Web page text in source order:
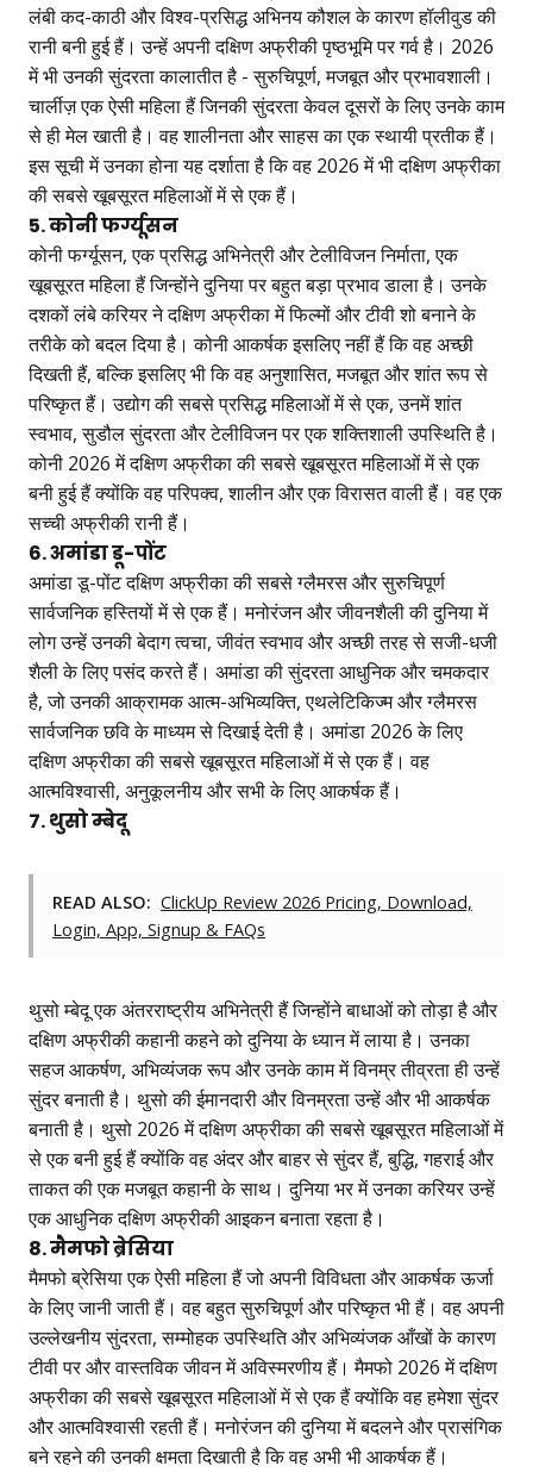
लंबी कद-काठी और विश्व-प्रसिद्ध अभिनय कौशल के कारण हॉलीवुड की
रानी बनी हुई हैं। उन्हें अपनी दक्षिण अफ्रीकी पृष्ठभूमि पर गर्व है। 2026
में भी उनकी सुंदरता कालातीत है - सुरुचिपूर्ण, मजबूत और प्रभावशाली।
चार्लीज़ एक ऐसी महिला हैं जिनकी सुंदरता केवल दूसरों के लिए उनके काम
से ही मेल खाती है। वह शालीनता और साहस का एक स्थायी प्रतीक हैं।
इस सूची में उनका होना यह दर्शाता है कि वह 2026 में भी दक्षिण अफ्रीका
की सबसे खूबसूरत महिलाओं में से एक हैं।
5. कोनी फर्ग्यूसन
कोनी फर्ग्यूसन, एक प्रसिद्ध अभिनेत्री और टेलीविजन निर्माता, एक
खूबसूरत महिला हैं जिन्होंने दुनिया पर बहुत बड़ा प्रभाव डाला है। उनके
दशकों लंबे करियर ने दक्षिण अफ्रीका में फिल्मों और टीवी शो बनाने के
तरीके को बदल दिया है। कोनी आकर्षक इसलिए नहीं हैं कि वह अच्छी
दिखती हैं, बल्कि इसलिए भी कि वह अनुशासित, मजबूत और शांत रूप से
परिष्कृत हैं। उद्योग की सबसे प्रसिद्ध महिलाओं में से एक, उनमें शांत
स्वभाव, सुडौल सुंदरता और टेलीविजन पर एक शक्तिशाली उपस्थिति है।
कोनी 2026 में दक्षिण अफ्रीका की सबसे खूबसूरत महिलाओं में से एक
बनी हुई हैं क्योंकि वह परिपक्व, शालीन और एक विरासत वाली हैं। वह एक
सच्ची अफ्रीकी रानी हैं।
6. अमांडा डू-पोंट
अमांडा डू-पोंट दक्षिण अफ्रीका की सबसे ग्लैमरस और सुरुचिपूर्ण
सार्वजनिक हस्तियों में से एक हैं। मनोरंजन और जीवनशैली की दुनिया में
लोग उन्हें उनकी बेदाग त्वचा, जीवंत स्वभाव और अच्छी तरह से सजी-धजी
शैली के लिए पसंद करते हैं। अमांडा की सुंदरता आधुनिक और चमकदार
है, जो उनकी आक्रामक आत्म-अभिव्यक्ति, एथलेटिकिज्म और ग्लैमरस
सार्वजनिक छवि के माध्यम से दिखाई देती है। अमांडा 2026 के लिए
दक्षिण अफ्रीका की सबसे खूबसूरत महिलाओं में से एक हैं। वह
आत्मविश्वासी, अनुकूलनीय और सभी के लिए आकर्षक हैं।
7. थुसो म्बेदू
READ ALSO: ClickUp Review 2026 Pricing, Download,
Login, App, Signup & FAQs
थुसो म्बेदू एक अंतरराष्ट्रीय अभिनेत्री हैं जिन्होंने बाधाओं को तोड़ा है और
दक्षिण अफ्रीकी कहानी कहने को दुनिया के ध्यान में लाया है। उनका
सहज आकर्षण, अभिव्यंजक रूप और उनके काम में विनम्र तीव्रता ही उन्हें
सुंदर बनाती है। थुसो की ईमानदारी और विनम्रता उन्हें और भी आकर्षक
बनाती है। थुसो 2026 में दक्षिण अफ्रीका की सबसे खूबसूरत महिलाओं में
से एक बनी हुई हैं क्योंकि वह अंदर और बाहर से सुंदर हैं, बुद्धि, गहराई और
ताकत की एक मजबूत कहानी के साथ। दुनिया भर में उनका करियर उन्हें
एक आधुनिक दक्षिण अफ्रीकी आइकन बनाता रहता है।
8. मैमफो ब्रेसिया
मैमफो ब्रेसिया एक ऐसी महिला हैं जो अपनी विविधता और आकर्षक ऊर्जा
के लिए जानी जाती हैं। वह बहुत सुरुचिपूर्ण और परिष्कृत भी हैं। वह अपनी
उल्लेखनीय सुंदरता, सम्मोहक उपस्थिति और अभिव्यंजक आँखों के कारण
टीवी पर और वास्तविक जीवन में अविस्मरणीय हैं। मैमफो 2026 में दक्षिण
अफ्रीका की सबसे खूबसूरत महिलाओं में से एक हैं क्योंकि वह हमेशा सुंदर
और आत्मविश्वासी रहती हैं। मनोरंजन की दुनिया में बदलने और प्रासंगिक
बने रहने की उनकी क्षमता दिखाती है कि वह अभी भी आकर्षक हैं।